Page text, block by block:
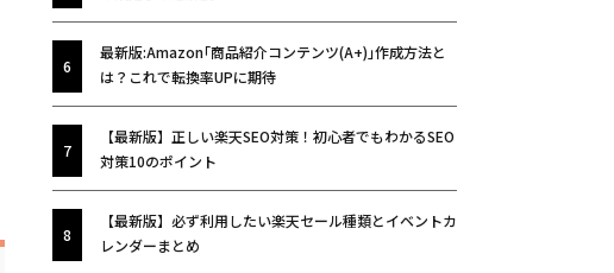
最新版:Amazon｢商品紹介コンテンツ(A+)｣作成方法と
は？これで転換率UPに期待
【最新版】正しい楽天SEO対策！初心者でもわかるSEO
対策10のポイント
【最新版】必ず利用したい楽天セール種類とイベントカ
レンダーまとめ